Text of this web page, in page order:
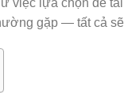
gặp — tất cả